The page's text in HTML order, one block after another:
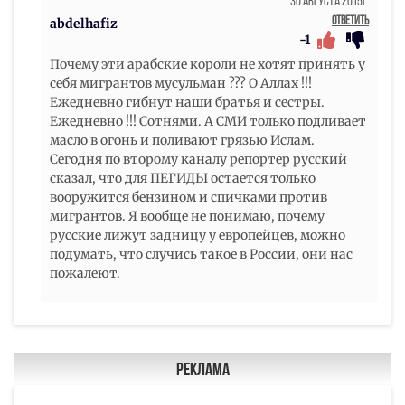
abdelhafiz
Ответить
-1
Почему эти арабские короли не хотят принять у
себя мигрантов мусульман ??? О Аллах !!!
Ежедневно гибнут наши братья и сестры.
Ежедневно !!! Сотнями. А СМИ только подливает
масло в огонь и поливают грязью Ислам.
Сегодня по второму каналу репортер русский
сказал, что для ПЕГИДЫ остается только
вооружится бензином и спичками против
мигрантов. Я вообще не понимаю, почему
русские лижут задницу у европейцев, можно
подумать, что случись такое в России, они нас
пожалеют.
Реклама